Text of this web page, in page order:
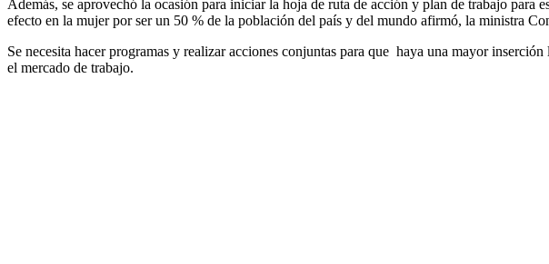
Además, se aprovechó la ocasión para iniciar la hoja de ruta de acción y plan de trabajo
efecto en la mujer por ser un 50 % de la población del país y del mundo afirmó, la ministra
Se necesita hacer programas y realizar acciones conjuntas para que haya una mayor
el mercado de trabajo.